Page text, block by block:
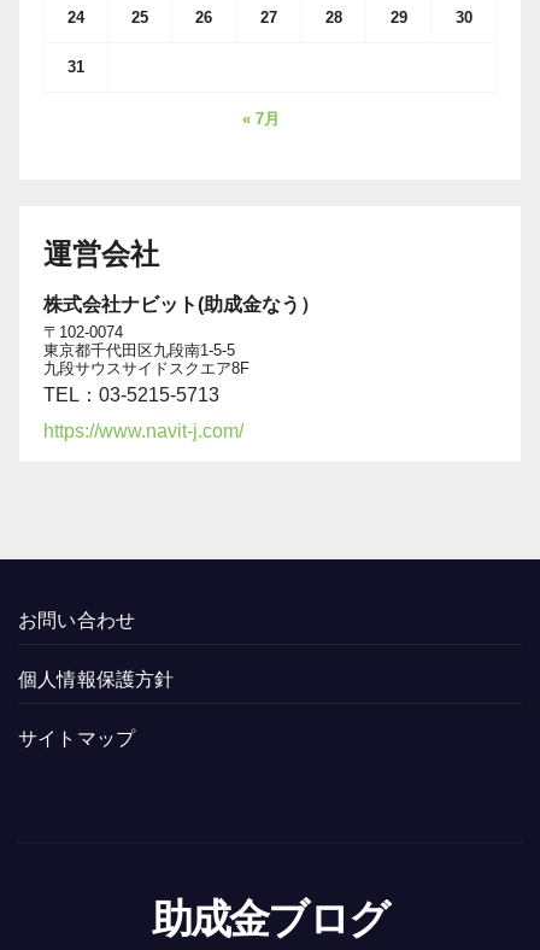
24 25 26 27 28 29 30
31
« 7月
運営会社
株式会社ナビット(助成金なう）
〒102-0074
東京都千代田区九段南1-5-5
九段サウスサイドスクエア8F
TEL：03-5215-5713
https://www.navit-j.com/
お問い合わせ
個人情報保護方針
サイトマップ
助成金ブログ